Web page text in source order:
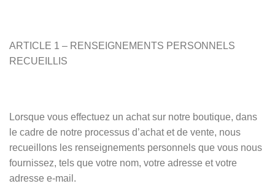
ARTICLE 1 – RENSEIGNEMENTS PERSONNELS
RECUEILLIS
Lorsque vous effectuez un achat sur notre boutique, dans
le cadre de notre processus d’achat et de vente, nous
recueillons les renseignements personnels que vous nous
fournissez, tels que votre nom, votre adresse et votre
adresse e-mail.